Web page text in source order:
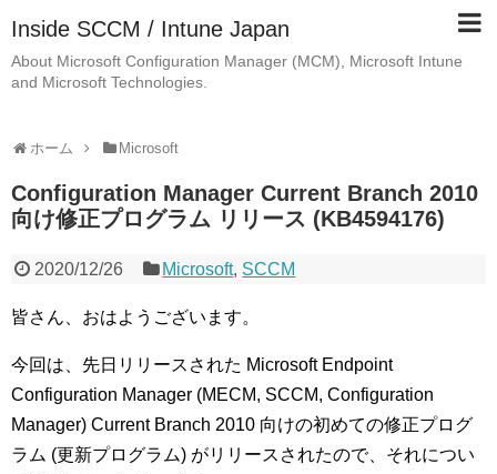
Inside SCCM / Intune Japan
About Microsoft Configuration Manager (MCM), Microsoft Intune
and Microsoft Technologies.
ホーム Microsoft
Configuration Manager Current Branch 2010
向け修正プログラム リリース (KB4594176)
2020/12/26 Microsoft, SCCM
皆さん、おはようございます。
今回は、先日リリースされた Microsoft Endpoint
Configuration Manager (MECM, SCCM, Configuration
Manager) Current Branch 2010 向けの初めての修正プログ
ラム (更新プログラム) がリリースされたので、それについ